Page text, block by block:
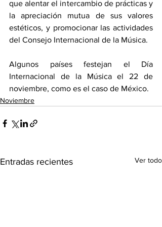
que alentar el intercambio de prácticas y
la apreciación mutua de sus valores
estéticos, y promocionar las actividades
del Consejo Internacional de la Música.
Algunos países festejan el Día
Internacional de la Música el 22 de
noviembre, como es el caso de México.
Noviembre
Entradas recientes Ver todo